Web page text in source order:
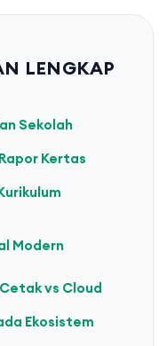
LENGKAP
Sekolah
Kertas
Modern
vs Cloud
Ekosistem